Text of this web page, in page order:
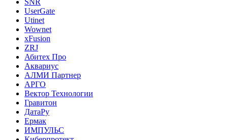
SNR
UserGate
Utinet
Wownet
xFusion
ZRJ
Абитех Про
Аквариус
АЛМИ Партнер
АРГО
Вектор Технологии
Гравитон
ДатаРу
Ермак
ИМПУЛЬС